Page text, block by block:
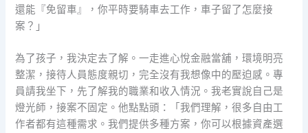
還能『免留車』，你平時要騎車去工作，車子留了怎麼接
案？」
為了孩子，我決定去了解。一走進心悅金融當舖，環境明亮
整潔，接待人員態度親切，完全沒有我想像中的壓迫感。專
員請我坐下，先了解我的職業和收入情況。我老實說自己是
燈光師，接案不固定。他點點頭：「我們理解，很多自由工
作者都有這種需求。我們提供多種方案，你可以根據資產選